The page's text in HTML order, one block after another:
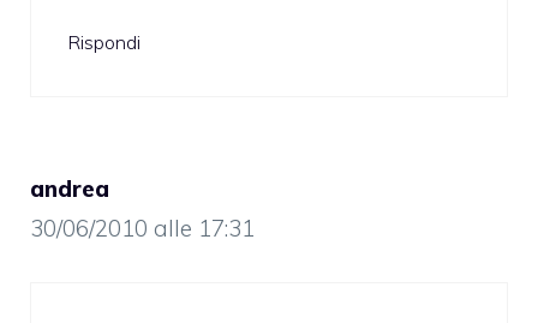
Rispondi
andrea
30/06/2010 alle 17:31